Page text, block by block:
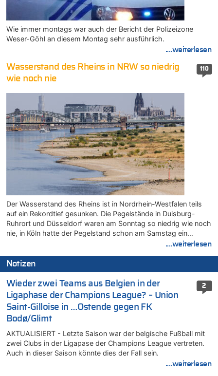
Wie immer montags war auch der Bericht der Polizeizone
Weser-Göhl an diesem Montag sehr ausführlich.
....weiterlesen
110
Wasserstand des Rheins in NRW so niedrig
wie noch nie
Der Wasserstand des Rheins ist in Nordrhein-Westfalen teils
auf ein Rekordtief gesunken. Die Pegelstände in Duisburg-
Ruhrort und Düsseldorf waren am Sonntag so niedrig wie noch
nie, in Köln hatte der Pegelstand schon am Samstag ein…
....weiterlesen
Notizen
2
Wieder zwei Teams aus Belgien in der
Ligaphase der Champions League? – Union
Saint-Gilloise in …Ostende gegen FK
Bodø/Glimt
AKTUALISIERT - Letzte Saison war der belgische Fußball mit
zwei Clubs in der Ligapase der Champions League vertreten.
Auch in dieser Saison könnte dies der Fall sein.
....weiterlesen